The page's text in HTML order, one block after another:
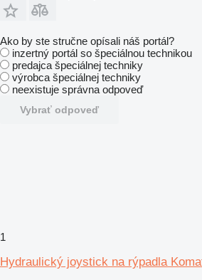
Ako by ste stručne opísali náš portál?
inzertný portál so špeciálnou technikou
predajca špeciálnej techniky
výrobca špeciálnej techniky
neexistuje správna odpoveď
Vybrať odpoveď
1
Hydraulický joystick na rýpadla